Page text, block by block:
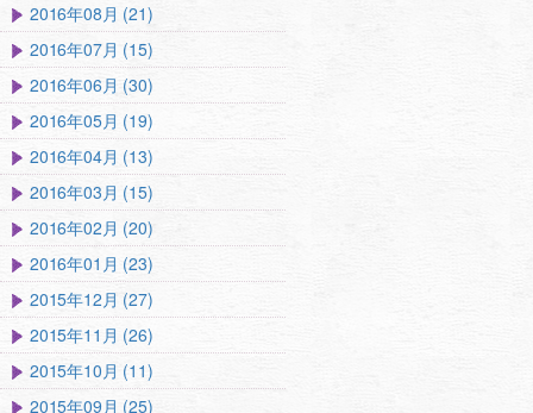
2016年08月 (21)
2016年07月 (15)
2016年06月 (30)
2016年05月 (19)
2016年04月 (13)
2016年03月 (15)
2016年02月 (20)
2016年01月 (23)
2015年12月 (27)
2015年11月 (26)
2015年10月 (11)
2015年09月 (25)